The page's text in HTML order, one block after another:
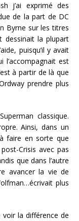
j’ai exprimé des
de la part de DC
Byrne sur les titres
dessinait la plupart
puisqu’il y avait
l’accompagnait est
à partir de là que
prendre plus
classique.
Ainsi, dans un
à faire en sorte que
Crisis avec pas
que dans l’autre
avancer la vie de
plus
voir la différence de